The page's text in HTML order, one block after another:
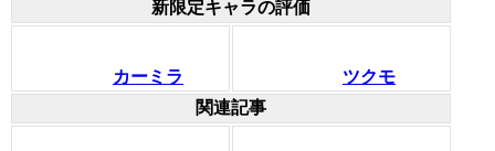
新限定キャラの評価
カーミラ
ツクモ
関連記事